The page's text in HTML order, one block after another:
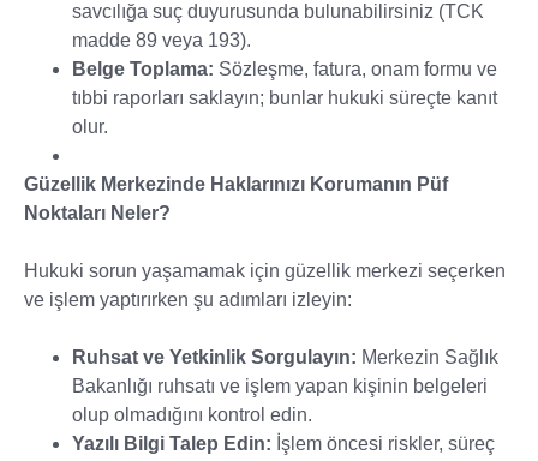
savcılığa suç duyurusunda bulunabilirsiniz (TCK
madde 89 veya 193).
Belge Toplama: Sözleşme, fatura, onam formu ve
tıbbi raporları saklayın; bunlar hukuki süreçte kanıt
olur.
Güzellik Merkezinde Haklarınızı Korumanın Püf
Noktaları Neler?
Hukuki sorun yaşamamak için güzellik merkezi seçerken
ve işlem yaptırırken şu adımları izleyin:
Ruhsat ve Yetkinlik Sorgulayın: Merkezin Sağlık
Bakanlığı ruhsatı ve işlem yapan kişinin belgeleri
olup olmadığını kontrol edin.
Yazılı Bilgi Talep Edin: İşlem öncesi riskler, süreç